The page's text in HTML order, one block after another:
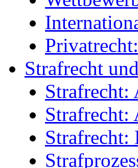
Strafrecht
Strafrecht:
Strafrecht:
Strafrecht: